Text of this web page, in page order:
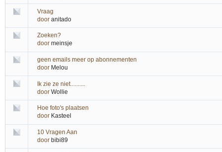
Vraag
door anitado
Zoeken?
door meinsje
geen emails meer op abonnementen
door Melou
Ik zie ze niet..........
door Wollie
Hoe foto's plaatsen
door Kasteel
10 Vragen Aan
door bibi89